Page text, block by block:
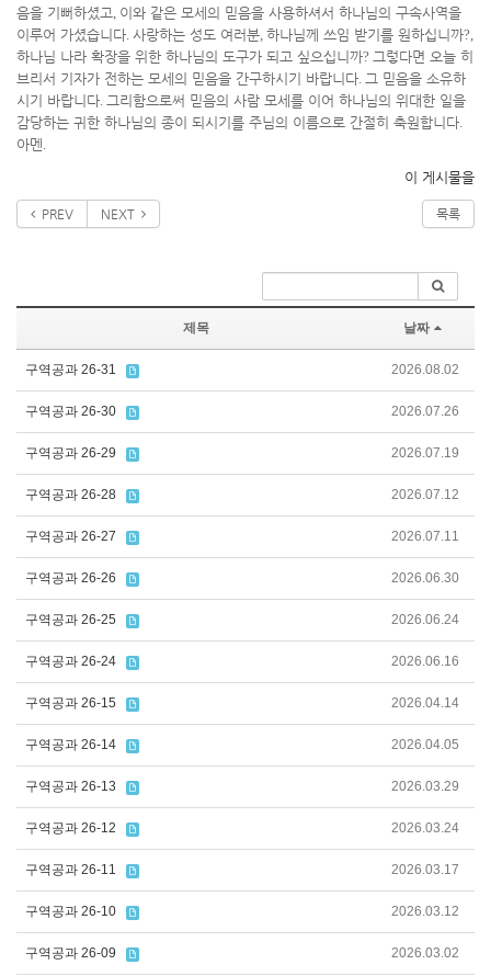
음을 기뻐하셨고, 이와 같은 모세의 믿음을 사용하셔서 하나님의 구속사역을
이루어 가셨습니다. 사랑하는 성도 여러분, 하나님께 쓰임 받기를 원하십니까?,
하나님 나라 확장을 위한 하나님의 도구가 되고 싶으십니까? 그렇다면 오늘 히
브리서 기자가 전하는 모세의 믿음을 간구하시기 바랍니다. 그 믿음을 소유하
시기 바랍니다. 그리함으로써 믿음의 사람 모세를 이어 하나님의 위대한 일을
감당하는 귀한 하나님의 종이 되시기를 주님의 이름으로 간절히 축원합니다.
아멘.
이 게시물을
PREV NEXT 목록
제목 날짜
구역공과 26-31 2026.08.02
구역공과 26-30 2026.07.26
구역공과 26-29 2026.07.19
구역공과 26-28 2026.07.12
구역공과 26-27 2026.07.11
구역공과 26-26 2026.06.30
구역공과 26-25 2026.06.24
구역공과 26-24 2026.06.16
구역공과 26-15 2026.04.14
구역공과 26-14 2026.04.05
구역공과 26-13 2026.03.29
구역공과 26-12 2026.03.24
구역공과 26-11 2026.03.17
구역공과 26-10 2026.03.12
구역공과 26-09 2026.03.02